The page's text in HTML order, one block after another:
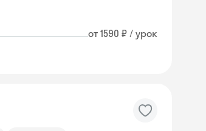
от 1590 ₽ / урок